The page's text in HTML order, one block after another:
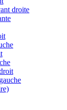
droite